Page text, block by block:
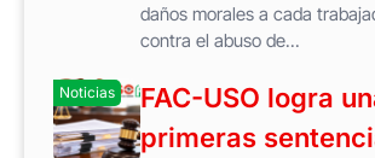
daños morales a cada
contra el abuso de...
Noticias
FAC-USO logra
primeras